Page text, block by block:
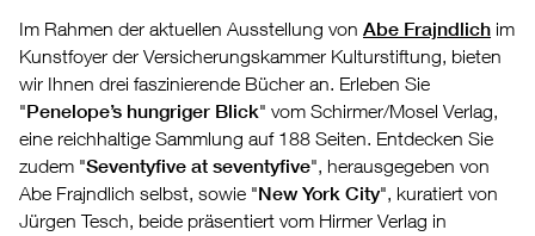
Im Rahmen der aktuellen Ausstellung von Abe Frajndlich im
Kunstfoyer der Versicherungskammer Kulturstiftung, bieten
wir Ihnen drei faszinierende Bücher an. Erleben Sie
"Penelope’s hungriger Blick" vom Schirmer/Mosel Verlag,
eine reichhaltige Sammlung auf 188 Seiten. Entdecken Sie
zudem "Seventyfive at seventyfive", herausgegeben von
Abe Frajndlich selbst, sowie "New York City", kuratiert von
Jürgen Tesch, beide präsentiert vom Hirmer Verlag in